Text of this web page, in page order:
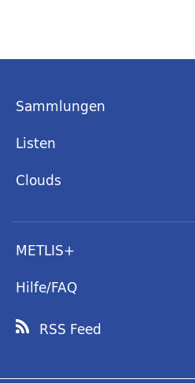
Sammlungen
Listen
Clouds
METLIS+
Hilfe/FAQ
RSS Feed